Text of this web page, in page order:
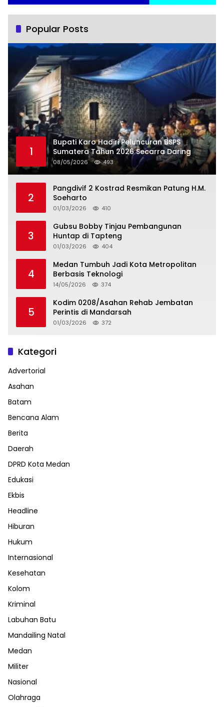
Popular Posts
1
Bupati Karo Hadiri Peluncuran BSPS
Sumatera Tahun 2026 Secarra Daring
08/05/2026 493
2
Pangdivif 2 Kostrad Resmikan Patung H.M.
Soeharto
01/03/2026 410
3
Gubsu Bobby Tinjau Pembangunan
Huntap di Tapteng
01/03/2026 404
4
Medan Tumbuh Jadi Kota Metropolitan
Berbasis Teknologi
14/05/2026 374
5
Kodim 0208/Asahan Rehab Jembatan
Perintis di Mandarsah
01/03/2026 372
Kategori
Advertorial
Asahan
Batam
Bencana Alam
Berita
Daerah
DPRD Kota Medan
Edukasi
Ekbis
Headline
Hiburan
Hukum
Internasional
Kesehatan
Kolom
Kriminal
Labuhan Batu
Mandailing Natal
Medan
Militer
Nasional
Olahraga